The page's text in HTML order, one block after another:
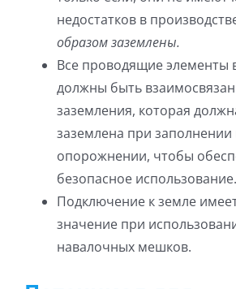
недостатков в
образом заземлены.
Все проводящие элементы
должны быть
заземления, которая
заземлена при заполнении
опорожнении, чтобы
безопасное использование.
Подключение к земле
значение при
навалочных мешков.